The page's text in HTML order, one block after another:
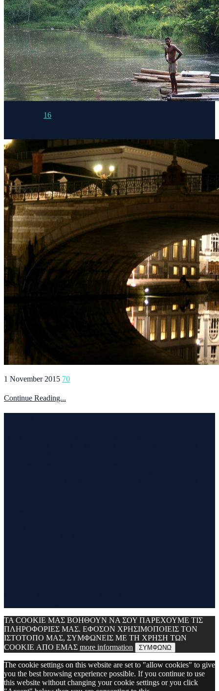
16
1 November 2015 70
Continue Reading...
ΤΑ COOKIE ΜΑΣ ΒΟΗΘΟΥΝ ΝΑ ΣΟΥ ΠΑΡΕΧΟΥΜΕ ΤΙΣ
ΠΛΗΡΟΦΟΡΙΕΣ ΜΑΣ. ΕΦΟΣΟΝ ΧΡΗΣΙΜΟΠΟΙΕΙΣ ΤΟΝ
ΙΣΤΟΤΟΠΟ ΜΑΣ, ΣΥΜΦΩΝΕΙΣ ΜΕ ΤΗ ΧΡΗΣΗ ΤΩΝ
COOKIE ΑΠΟ ΕΜΑΣ more information ΣΥΜΦΩΝΩ
The cookie settings on this website are set to "allow cookies" to give
you the best browsing experience possible. If you continue to use
this website without changing your cookie settings or you click